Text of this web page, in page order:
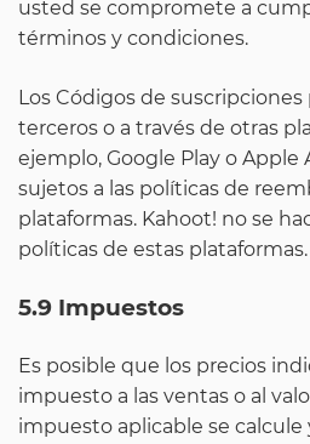
usted se compromete a
términos y condiciones.
Los Códigos de
terceros o a través de otras
ejemplo, Google Play o Apple
sujetos a las políticas de
plataformas. Kahoot! no se
políticas de estas plataformas.
5.9 Impuestos
Es posible que los precios
impuesto a las ventas o al
impuesto aplicable se calcule